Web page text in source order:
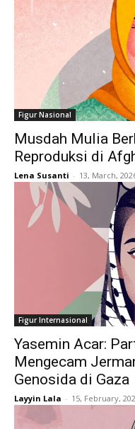
Figur Nasional
Musdah Mulia
Reproduksi di
Lena Susanti - 13, March,
Figur Internasional
Yasemin Acar:
Mengecam
Genosida di Gaza
Layyin Lala - 15, February,